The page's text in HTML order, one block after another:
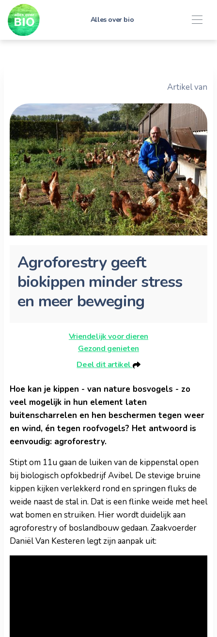
Alles over bio
Artikel van
Agroforestry geeft
biokippen minder stress
en meer beweging
Vriendelijk voor dieren
Gezond genieten
Deel dit artikel
Hoe kan je kippen - van nature bosvogels - zo
veel mogelijk in hun element laten
buitenscharrelen en hen beschermen tegen weer
en wind, én tegen roofvogels? Het antwoord is
eenvoudig: agroforestry.
Stipt om 11u gaan de luiken van de kippenstal open
bij biologisch opfokbedrijf Avibel. De stevige bruine
kippen kijken verlekkerd rond en springen fluks de
weide naast de stal in. Dat is een flinke weide met heel
wat bomen en struiken. Hier wordt duidelijk aan
agroforestry of boslandbouw gedaan. Zaakvoerder
Daniël Van Kesteren legt zijn aanpak uit: